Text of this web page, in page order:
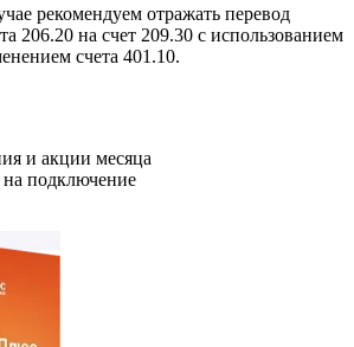
рекомендуем отражать перевод
206.20 на счет 209.30 с использованием
счета 401.10.
и акции месяца
подключение